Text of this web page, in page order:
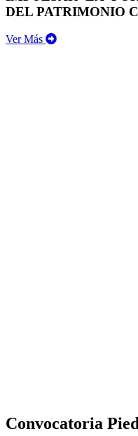
DEL PATRIMONIO
Ver Más
Convocatoria